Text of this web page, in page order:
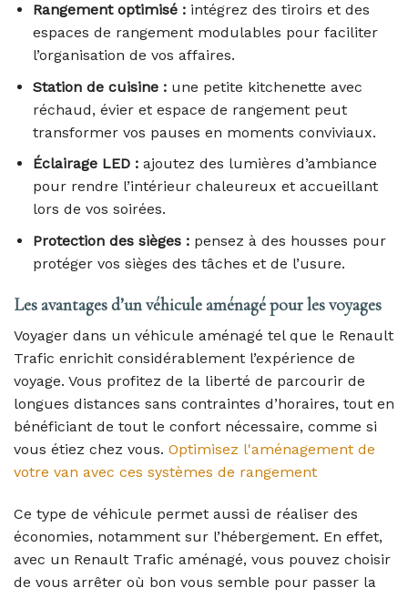
Rangement optimisé :intégrez des tiroirs et des
espaces de rangement modulables pour faciliter
l’organisation de vos affaires.
Station de cuisine :une petite kitchenette avec
réchaud, évier et espace de rangement peut
transformer vos pauses en moments conviviaux.
Éclairage LED :ajoutez des lumières d’ambiance
pour rendre l’intérieur chaleureux et accueillant
lors de vos soirées.
Protection des sièges :pensez à des housses pour
protéger vos sièges des tâches et de l’usure.
Les avantages d’un véhicule aménagé pour les voyages
Voyager dans un véhicule aménagé tel que le Renault
Trafic enrichit considérablement l’expérience de
voyage. Vous profitez de la liberté de parcourir de
longues distances sans contraintes d’horaires, tout en
bénéficiant de tout le confort nécessaire, comme si
vous étiez chez vous. Optimisez l'aménagement de
votre van avec ces systèmes de rangement
Ce type de véhicule permet aussi de réaliser des
économies, notamment sur l’hébergement. En effet,
avec un Renault Trafic aménagé, vous pouvez choisir
de vous arrêter où bon vous semble pour passer la